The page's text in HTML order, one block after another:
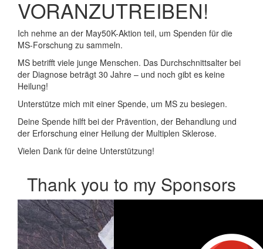
VORANZUTREIBEN!
Ich nehme an der May50K-Aktion teil, um Spenden für die
MS-Forschung zu sammeln.
MS betrifft viele junge Menschen. Das Durchschnittsalter bei
der Diagnose beträgt 30 Jahre – und noch gibt es keine
Heilung!
Unterstütze mich mit einer Spende, um MS zu besiegen.
Deine Spende hilft bei der Prävention, der Behandlung und
der Erforschung einer Heilung der Multiplen Sklerose.
Vielen Dank für deine Unterstützung!
Thank you to my Sponsors